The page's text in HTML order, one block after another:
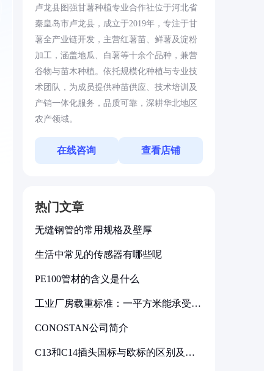
卢龙县图强甘薯种植专业合作社位于河北省
秦皇岛市卢龙县，成立于2019年，专注于甘
薯全产业链开发，主营红薯苗、鲜薯及淀粉
加工，涵盖地瓜、白薯等十余个品种，兼营
谷物与苗木种植。依托规模化种植与专业技
术团队，为成员提供种苗供应、技术培训及
产销一体化服务，品质可靠，深耕华北地区
农产领域。
在线咨询 查看店铺
热门文章
无缝钢管的常用规格及壁厚
生活中常见的传感器有哪些呢
PE100管材的含义是什么
工业厂房载重标准：一平方米能承受多
CONOSTAN公司简介
C13和C14插头国标与欧标的区别及其